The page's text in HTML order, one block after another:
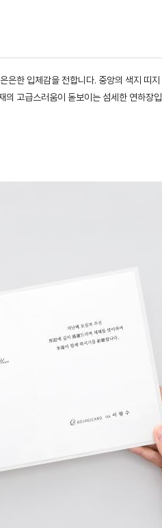
은한 입체감을 전합니다. 중앙의 색지 띠지
의 고급스러움이 돋보이는 섬세한 연하장입